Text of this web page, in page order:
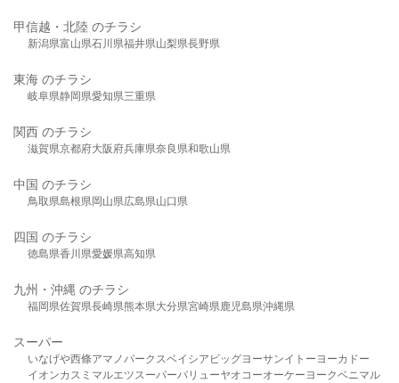
甲信越・北陸 のチラシ
新潟県富山県石川県福井県山梨県長野県
東海 のチラシ
岐阜県静岡県愛知県三重県
関西 のチラシ
滋賀県京都府大阪府兵庫県奈良県和歌山県
中国 のチラシ
鳥取県島根県岡山県広島県山口県
四国 のチラシ
徳島県香川県愛媛県高知県
九州・沖縄 のチラシ
福岡県佐賀県長崎県熊本県大分県宮崎県鹿児島県沖縄県
スーパー
いなげや西條アマノパークスベイシア ビッグヨーサンイトーヨーカドー
イオンカスミ マルエツスーパーバリューヤオコーオーケー ヨークベニマル